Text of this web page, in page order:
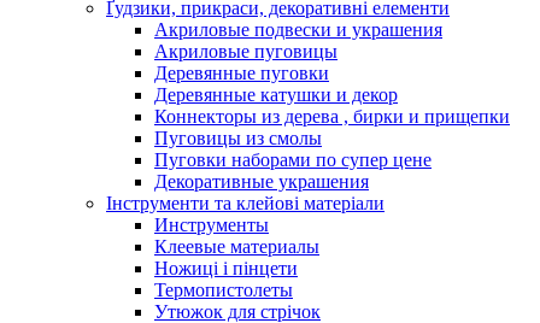
Ґудзики, прикраси, декоративні елементи
Акриловые подвески и украшения
Акриловые пуговицы
Деревянные пуговки
Деревянные катушки и декор
Коннекторы из дерева , бирки и прищепки
Пуговицы из смолы
Пуговки наборами по супер цене
Декоративные украшения
Інструменти та клейові матеріали
Инструменты
Клеевые материалы
Ножиці і пінцети
Термопистолеты
Утюжок для стрічок